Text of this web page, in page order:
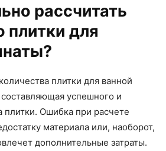
рассчитать
плитки для
плитки для ванной
успешного и
Ошибка при расчете
материала или, наоборот,
дополнительные затраты.